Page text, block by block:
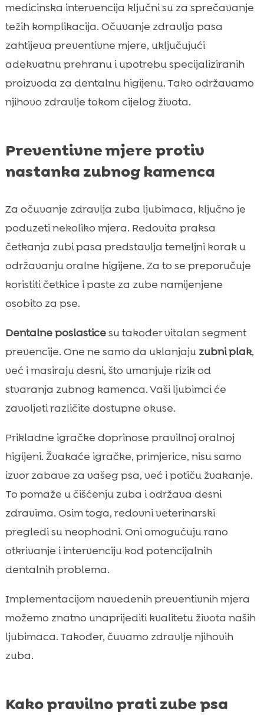
medicinska intervencija ključni su za sprečavanje
težih komplikacija. Očuvanje zdravlja pasa
zahtijeva preventivne mjere, uključujući
adekvatnu prehranu i upotrebu specijaliziranih
proizvoda za dentalnu higijenu. Tako održavamo
njihovo zdravlje tokom cijelog života.
Preventivne mjere protiv
nastanka zubnog kamenca
Za očuvanje zdravlja zuba ljubimaca, ključno je
poduzeti nekoliko mjera. Redovita praksa
četkanja zubi pasa predstavlja temeljni korak u
održavanju oralne higijene. Za to se preporučuje
koristiti četkice i paste za zube namijenjene
osobito za pse.
Dentalne poslasticesu također vitalan segment
prevencije. One ne samo da uklanjaju zubni plak,
već i masiraju desni, što umanjuje rizik od
stvaranja zubnog kamenca. Vaši ljubimci će
zavoljeti različite dostupne okuse.
Prikladne igračke doprinose pravilnoj oralnoj
higijeni. Žvakaće igračke, primjerice, nisu samo
izvor zabave za vašeg psa, već i potiču žvakanje.
To pomaže u čišćenju zuba i održava desni
zdravima. Osim toga, redovni veterinarski
pregledi su neophodni. Oni omogućuju rano
otkrivanje i intervenciju kod potencijalnih
dentalnih problema.
Implementacijom navedenih preventivnih mjera
možemo znatno unaprijediti kvalitetu života naših
ljubimaca. Također, čuvamo zdravlje njihovih
zuba.
Kako pravilno prati zube psa